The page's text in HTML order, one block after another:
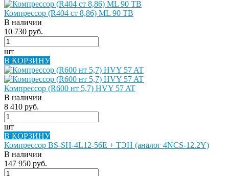
Компрессор (R404 ст 8,86) ML 90 TB
В наличии
10 730 руб.
шт
В КОРЗИНУ
Компрессор (R600 нт 5,7) HVY 57 AT
В наличии
8 410 руб.
шт
В КОРЗИНУ
Компрессор BS-SH-4L12-56E + ТЭН (аналог 4NCS-12.2Y)
В наличии
147 950 руб.